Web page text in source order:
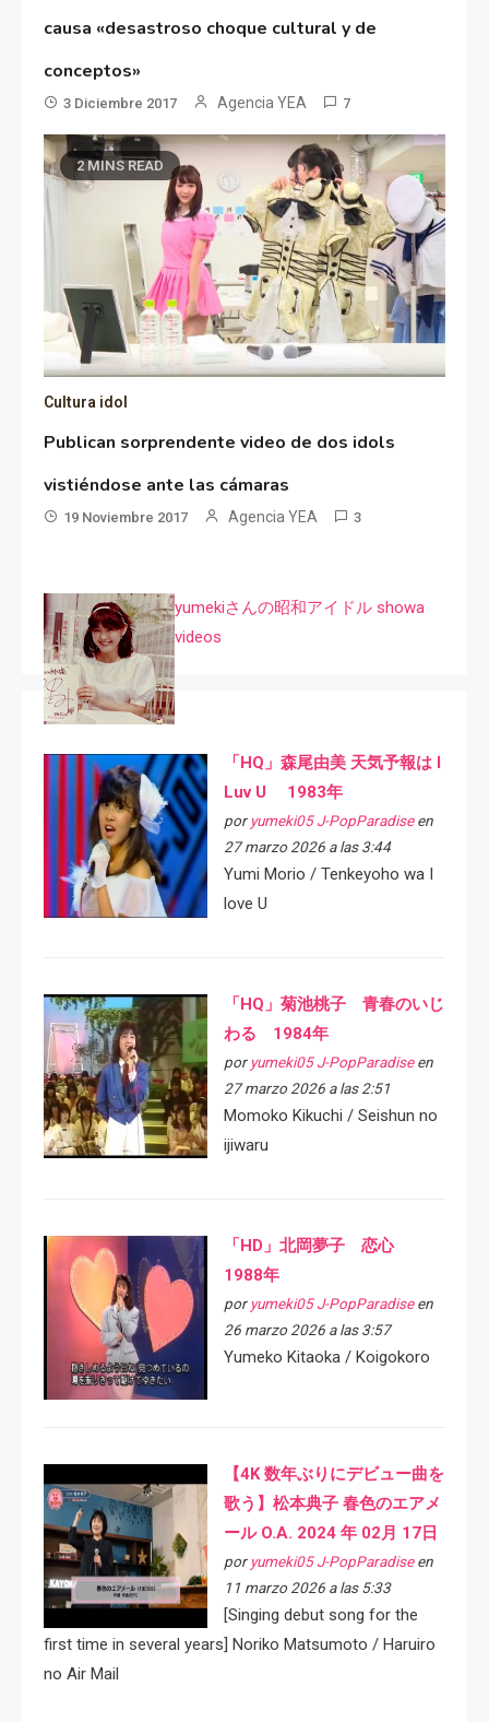
causa «desastroso choque cultural y de
conceptos»
3 Diciembre 2017 Agencia YEA 7
2 MINS READ
Cultura idol
Publican sorprendente video de dos idols
vistiéndose ante las cámaras
19 Noviembre 2017 Agencia YEA 3
yumekiさんの昭和アイドル showa
videos
「HQ」森尾由美 天気予報は I
Luv U 1983年
por yumeki05 J-PopParadiseen
27 marzo 2026 a las 3:44
Yumi Morio / Tenkeyoho wa I
love U
「HQ」菊池桃子 青春のいじ
わる 1984年
por yumeki05 J-PopParadiseen
27 marzo 2026 a las 2:51
Momoko Kikuchi / Seishun no
ijiwaru
「HD」北岡夢子 恋心
1988年
por yumeki05 J-PopParadiseen
26 marzo 2026 a las 3:57
Yumeko Kitaoka / Koigokoro
【4K 数年ぶりにデビュー曲を
歌う】松本典子 春色のエアメ
ール O.A. 2024 年 02月 17日
por yumeki05 J-PopParadiseen
11 marzo 2026 a las 5:33
[Singing debut song for the
first time in several years] Noriko Matsumoto / Haruiro
no Air Mail